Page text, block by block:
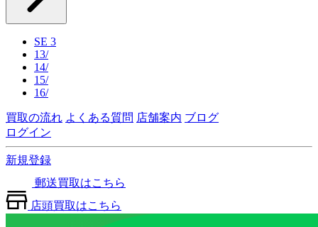
SE 3
13/
14/
15/
16/
買取の流れ よくある質問 店舗案内 ブログ
ログイン
新規登録
郵送買取はこちら
店頭買取はこちら